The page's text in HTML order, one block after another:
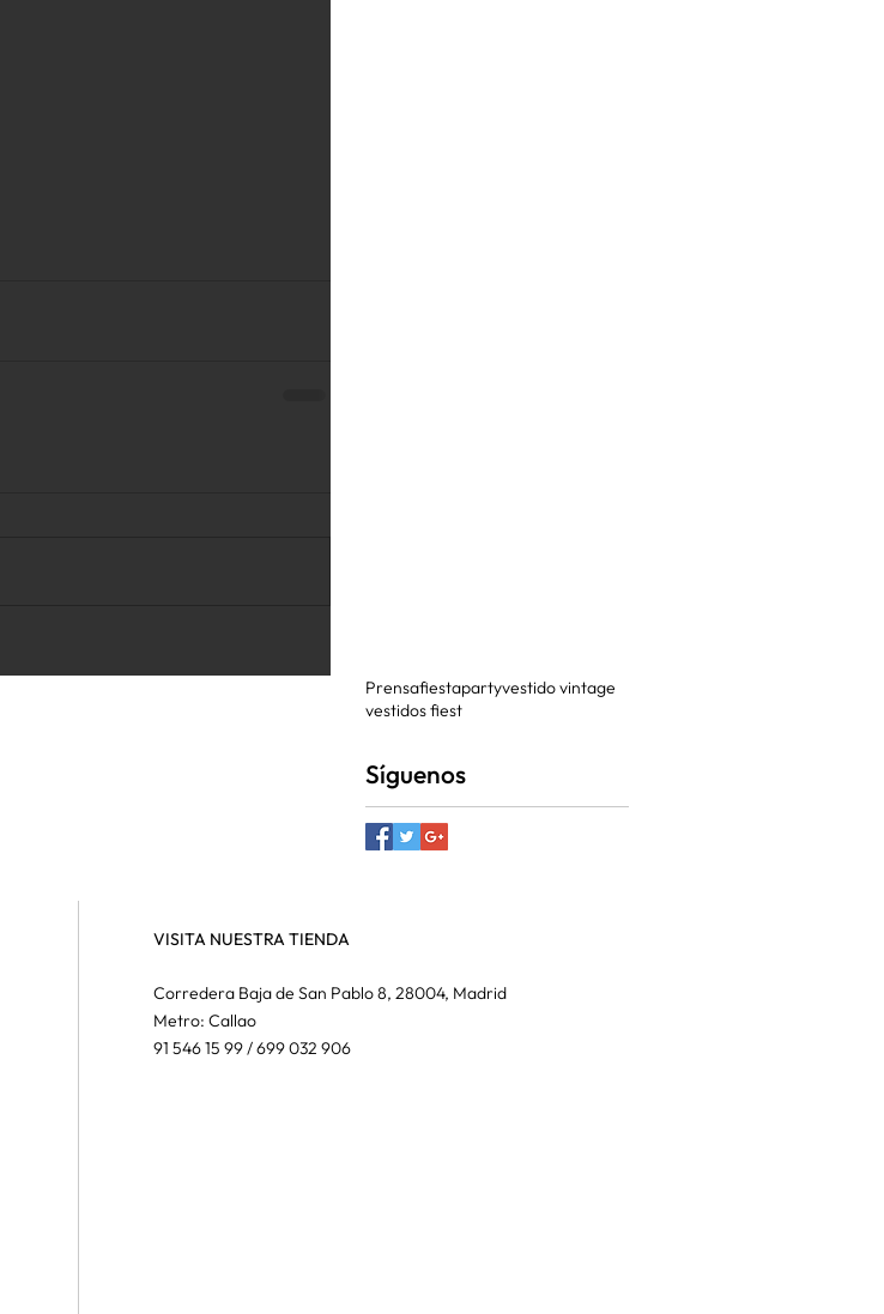
Prensafiestapartyvestido vintage
vestidos fiest
Síguenos
VISITA NUESTRA TIENDA
Corredera Baja de San Pablo 8, 28004, Madrid
Metro: Callao
91 546 15 99 / 699 032 906